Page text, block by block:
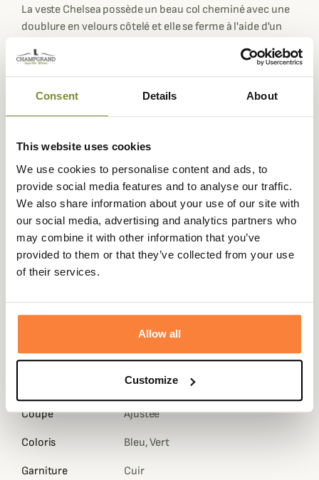
Consent Details About
This website uses cookies
We use cookies to personalise content and ads, to
provide social media features and to analyse our traffic.
We also share information about your use of our site with
our social media, advertising and analytics partners who
may combine it with other information that you’ve
provided to them or that they’ve collected from your use
of their services.
Allow all
Customize
La veste Chelsea possède un beau col cheminé avec une
doublure en velours côtelé et elle se ferme à l'aide d'un
protéger du froid.
sur la poche droite, une coupe ajustable à la taille à l'aide
de pressions ainsi que des détails dans le matelassage
vous pourrez porter aussi bien en ville qu'à la campagne.
Cette veste Chelsea dispose de deux poches en biais avec
rabats à pressions ainsi que d'une poche supplémentaire
zippée à droite et un logo Barbour brodé sur le rabat de la
poche gauche.
La veste Chelsea Sportsquilt est disponible en coloris
navy ou vert olive selon vos préférences et se mariera
pour un style moderne et sportif.
Fiche technique
Composition 100 % Polyester
100% Polyamide
Coupe Ajustée
Coloris Bleu, Vert
Garniture Cuir